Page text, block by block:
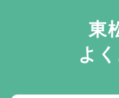
2025年12月29日（月）
2026年1月4日（日）
・友引日は休場扱い
東
よ